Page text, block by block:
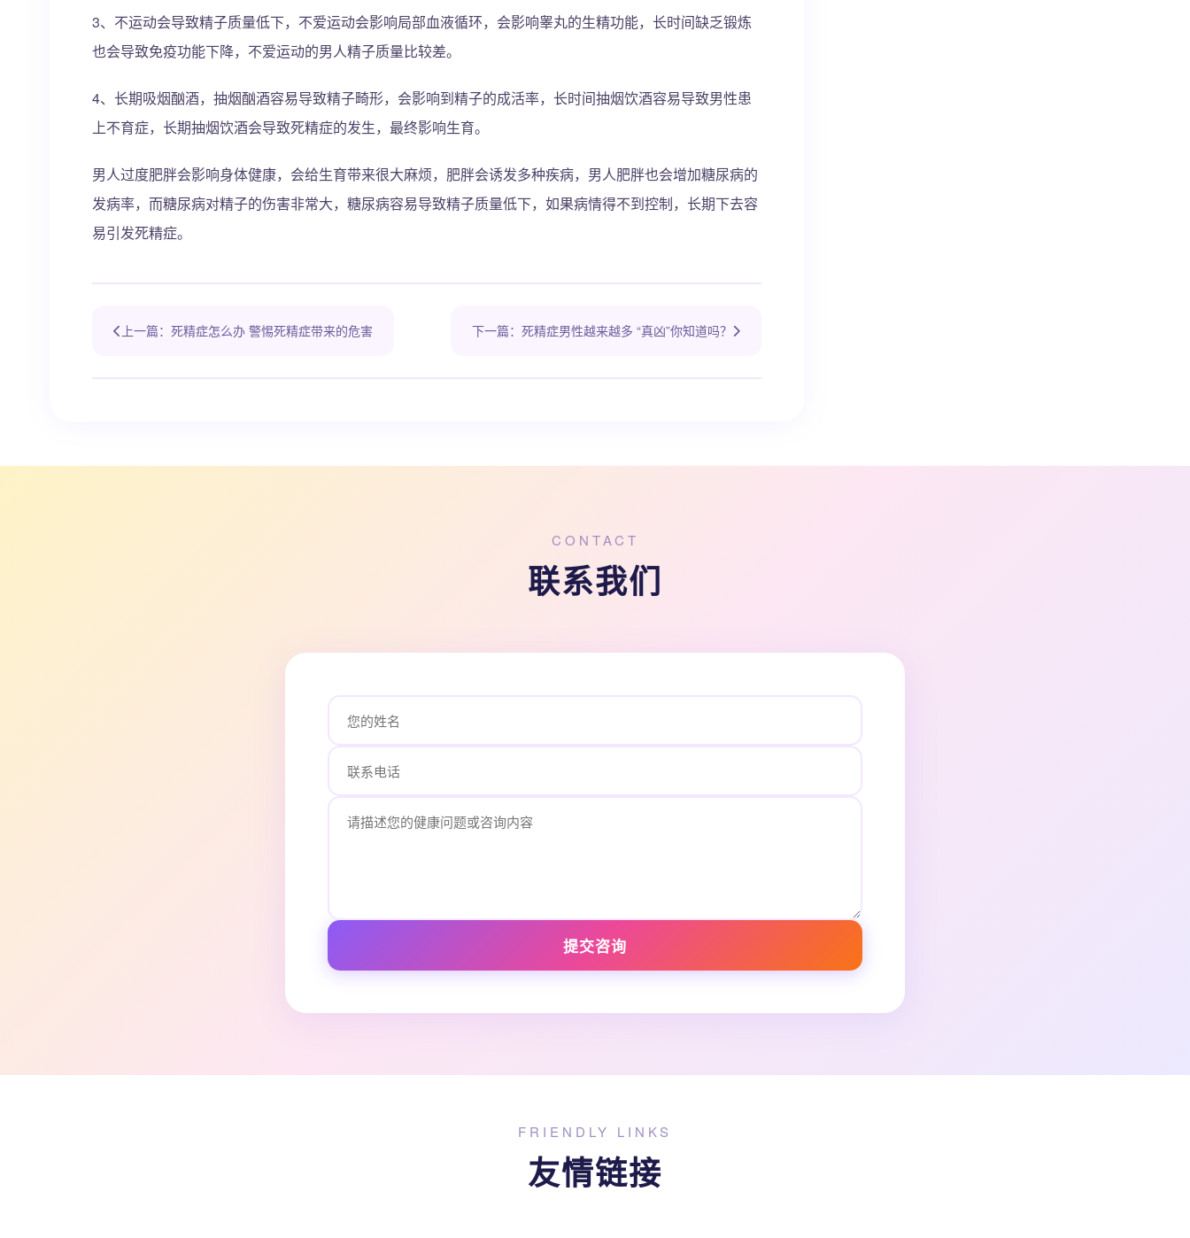
3、不运动会导致精子质量低下，不爱运动会影响局部血液循环，会影响睾丸的生精功能，长时间缺乏锻炼
也会导致免疫功能下降，不爱运动的男人精子质量比较差。
4、长期吸烟酗酒，抽烟酗酒容易导致精子畸形，会影响到精子的成活率，长时间抽烟饮酒容易导致男性患
上不育症，长期抽烟饮酒会导致死精症的发生，最终影响生育。
男人过度肥胖会影响身体健康，会给生育带来很大麻烦，肥胖会诱发多种疾病，男人肥胖也会增加糖尿病的
发病率，而糖尿病对精子的伤害非常大，糖尿病容易导致精子质量低下，如果病情得不到控制，长期下去容
易引发死精症。
上一篇：死精症怎么办 警惕死精症带来的危害 下一篇：死精症男性越来越多 “真凶”你知道吗？
CONTACT
联系我们
提交咨询
FRIENDLY LINKS
友情链接